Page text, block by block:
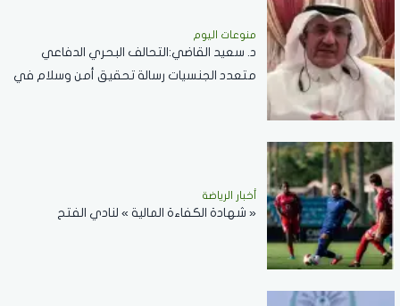
منوعات اليوم
د. سعيد القاضي:التحالف البحري الدفاعي
متعدد الجنسيات رسالة تحقيق أمن وسلام في
أخبار الرياضة
« شهادة الكفاءة المالية » لنادي الفتح